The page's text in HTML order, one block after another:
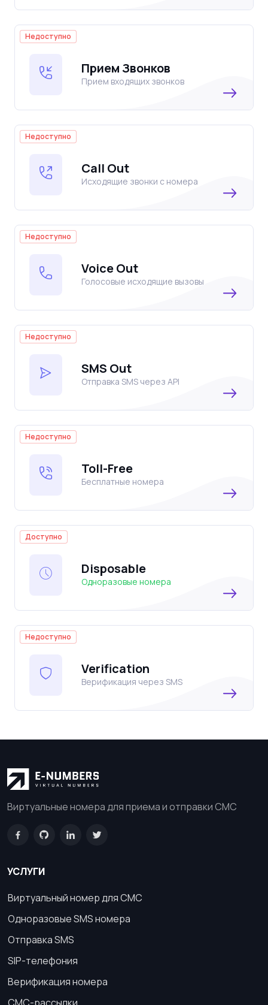
Недоступно
Прием Звонков
Прием входящих звонков
Недоступно
Call Out
Исходящие звонки с номера
Недоступно
Voice Out
Голосовые исходящие вызовы
Недоступно
SMS Out
Отправка SMS через API
Недоступно
Toll-Free
Бесплатные номера
Доступно
Disposable
Одноразовые номера
Недоступно
Verification
Верификация через SMS
Виртуальные номера для приема и отправки СМС
УСЛУГИ
Виртуальный номер для СМС
Одноразовые SMS номера
Отправка SMS
SIP-телефония
Верификация номера